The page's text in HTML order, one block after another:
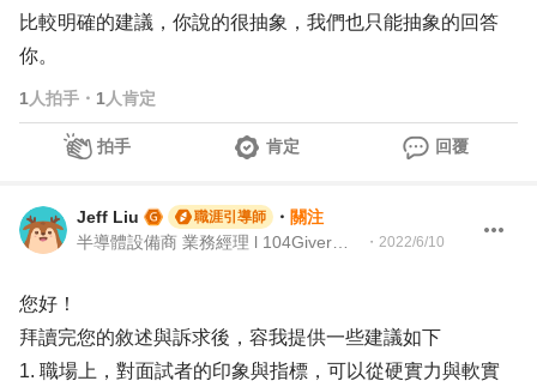
比較明確的建議，你說的很抽象，我們也只能抽象的回答
你。
1 人拍手 ・ 1 人肯定
拍手 肯定 回覆
Jeff Liu 職涯引導師 ・ 關注
・ 2022/6/10
您好！
拜讀完您的敘述與訴求後，容我提供一些建議如下
1. 職場上，對面試者的印象與指標，可以從硬實力與軟實